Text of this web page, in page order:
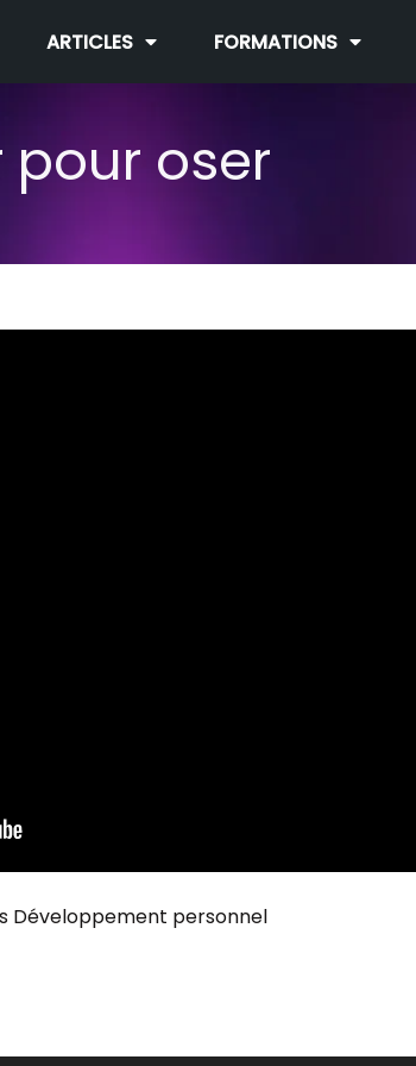
ARTICLES FORMATIONS
pour oser
Développement personnel